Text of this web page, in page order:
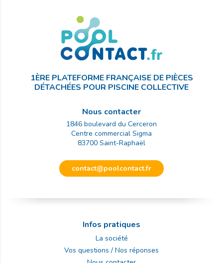
1ÈRE PLATEFORME FRANÇAISE DE PIÈCES
DÉTACHÉES POUR PISCINE COLLECTIVE
Nous contacter
1846 boulevard du Cerceron
Centre commercial Sigma
83700 Saint-Raphaël
contact@poolcontact.fr
Infos pratiques
La société
Vos questions / Nos réponses